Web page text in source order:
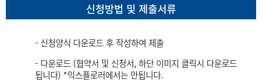
신청방법 및 제출서류
- 신청양식 다운로드 후 작성하여 제출
- 다운로드 (협약서 및 신청서, 하단 이미지 클릭시 다운로드
됩니다) *익스플로러에서는 안됩니다.